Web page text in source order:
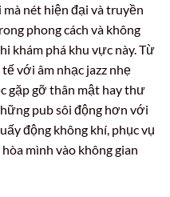
nét hiện đại và truyền
phong cách và không
khám phá khu vực này. Từ
với âm nhạc jazz nhẹ
gặp gỡ thân mật hay thư
pub sôi động hơn với
động không khí, phục vụ
mình vào không gian